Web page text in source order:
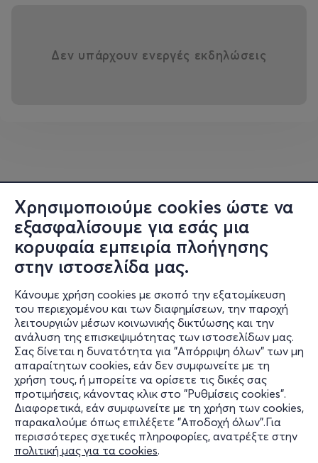
Χρησιμοποιούμε cookies ώστε να
εξασφαλίσουμε για εσάς μια
κορυφαία εμπειρία πλοήγησης
στην ιστοσελίδα μας.
Κάνουμε χρήση cookies με σκοπό την εξατομίκευση
του περιεχομένου και των διαφημίσεων, την παροχή
λειτουργιών μέσων κοινωνικής δικτύωσης και την
ανάλυση της επισκεψιμότητας των ιστοσελίδων μας.
Σας δίνεται η δυνατότητα για "Απόρριψη όλων" των μη
απαραίτητων cookies, εάν δεν συμφωνείτε με τη
χρήση τους, ή μπορείτε να ορίσετε τις δικές σας
προτιμήσεις, κάνοντας κλικ στο "Ρυθμίσεις cookies".
Διαφορετικά, εάν συμφωνείτε με τη χρήση των cookies,
παρακαλούμε όπως επιλέξετε "Αποδοχή όλων".Για
περισσότερες σχετικές πληροφορίες, ανατρέξτε στην
πολιτική μας για τα cookies.
Ο Γιάννης Τσιώρης, ο Έλληνας entrepreneur πίσω από
Μοιράζονται γνώση και εμπειρία για:
AI & exponential technologies
Logistics & last mile
Το κατάστημα του μέλλοντος
Marketplaces & eCommerce
Payments & embedded finance · BNPL, loyalty, το νέο
wallet
Brand building & storytelling · πώς χτίζονται iconic
brands
Future of Work & inclusive workforce
Δεν υπάρχουν ενεργές εκδηλώσεις
Πληροφορίες
Υποστήριξη
Stay Connected